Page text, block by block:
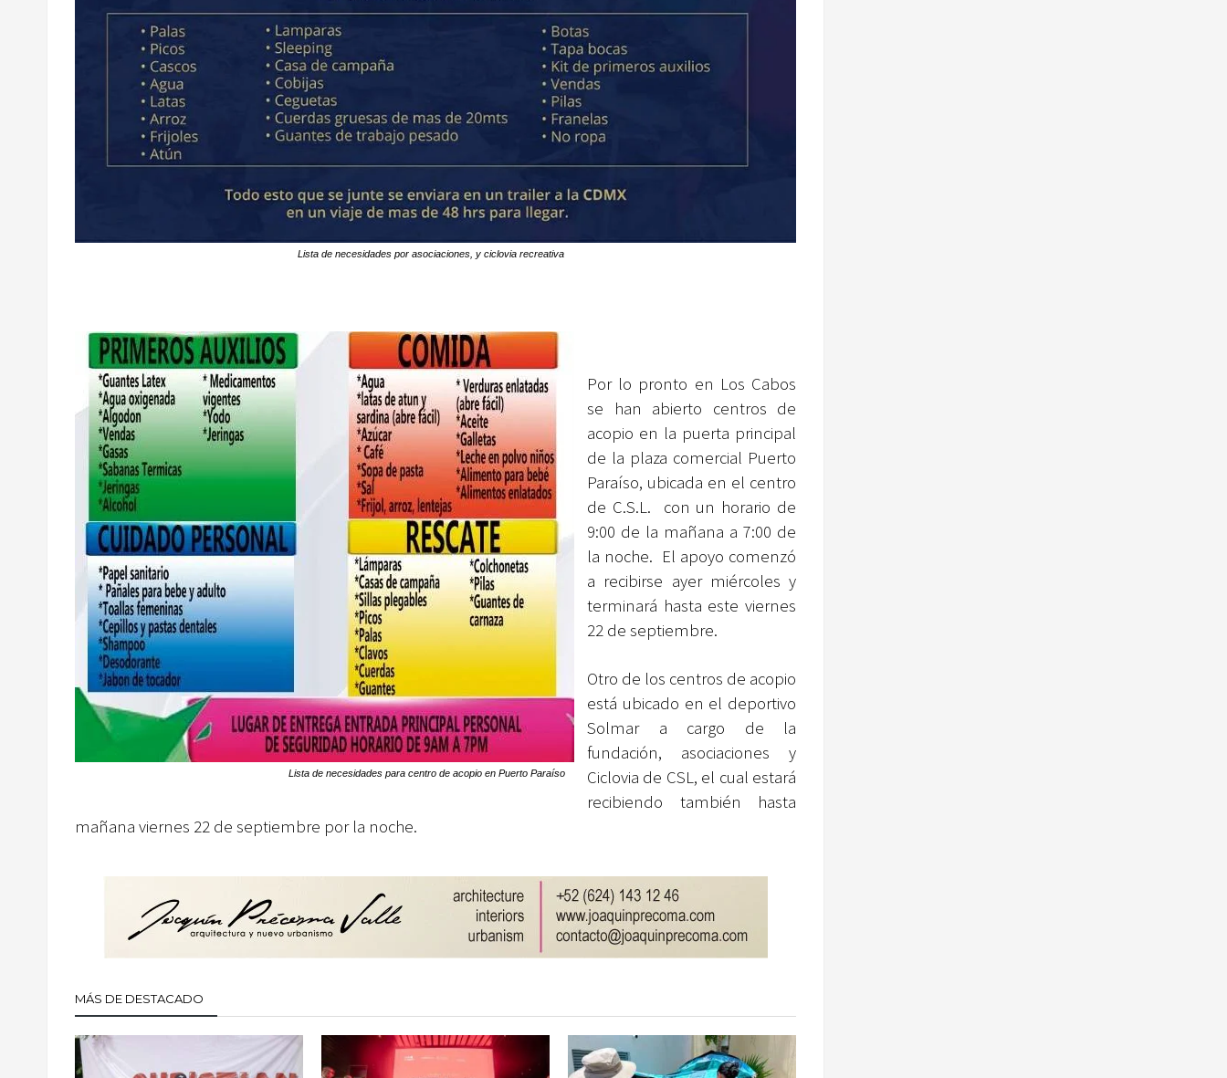
Lista de necesidades por asociaciones, y ciclovia recreativa
Lista de necesidades para centro de acopio en Puerto Paraíso
Por lo pronto en Los Cabos
se han abierto centros de
acopio en la puerta principal
de la plaza comercial Puerto
Paraíso, ubicada en el centro
de C.S.L. con un horario de
9:00 de la mañana a 7:00 de
la noche. El apoyo comenzó
a recibirse ayer miércoles y
terminará hasta este viernes
22 de septiembre.
Otro de los centros de acopio
está ubicado en el deportivo
Solmar a cargo de la
fundación, asociaciones y
Ciclovia de CSL, el cual estará
recibiendo también hasta
mañana viernes 22 de septiembre por la noche.
MÁS DE DESTACADO